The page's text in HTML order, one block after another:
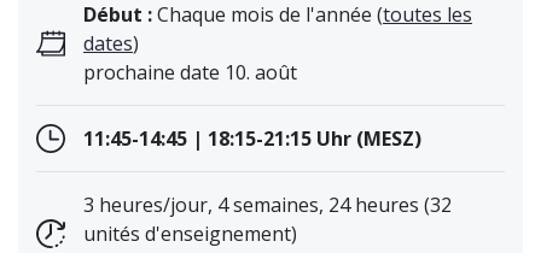
Début :Chaque mois de l'année (toutes les
dates)
prochaine date 10. août
11:45-14:45 | 18:15-21:15 Uhr (MESZ)
3 heures/jour, 4 semaines, 24 heures (32
unités d'enseignement)